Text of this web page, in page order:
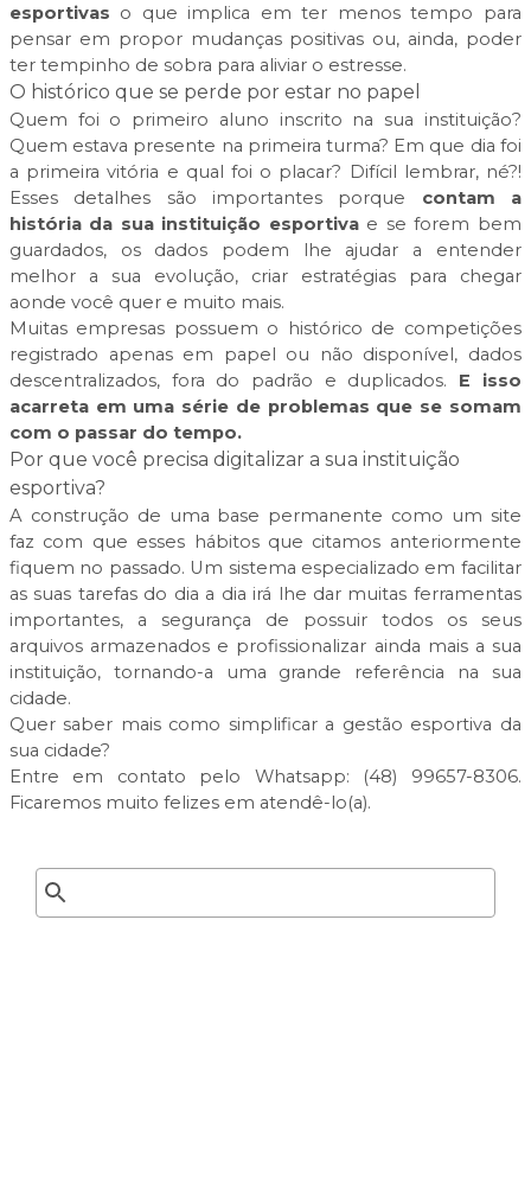
esportivas o que implica em ter menos tempo para
pensar em propor mudanças positivas ou, ainda, poder
ter tempinho de sobra para aliviar o estresse.
O histórico que se perde por estar no papel
Quem foi o primeiro aluno inscrito na sua instituição?
Quem estava presente na primeira turma? Em que dia foi
a primeira vitória e qual foi o placar? Difícil lembrar, né?!
Esses detalhes são importantes porque contam a
história da sua instituição esportiva e se forem bem
guardados, os dados podem lhe ajudar a entender
melhor a sua evolução, criar estratégias para chegar
aonde você quer e muito mais.
Muitas empresas possuem o histórico de competições
registrado apenas em papel ou não disponível, dados
descentralizados, fora do padrão e duplicados. E isso
acarreta em uma série de problemas que se somam
com o passar do tempo.
Por que você precisa digitalizar a sua instituição
esportiva?
A construção de uma base permanente como um site
faz com que esses hábitos que citamos anteriormente
fiquem no passado. Um sistema especializado em facilitar
as suas tarefas do dia a dia irá lhe dar muitas ferramentas
importantes, a segurança de possuir todos os seus
arquivos armazenados e profissionalizar ainda mais a sua
instituição, tornando-a uma grande referência na sua
cidade.
Quer saber mais como simplificar a gestão esportiva da
sua cidade?
Entre em contato pelo Whatsapp: (48) 99657-8306.
Ficaremos muito felizes em atendê-lo(a).